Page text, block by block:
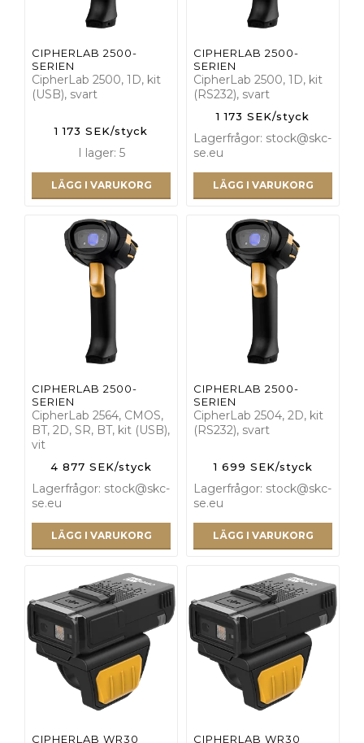
CIPHERLAB 2500-
SERIEN
CipherLab 2500, 1D, kit
(USB), svart
1 173 SEK/styck
I lager: 5
LÄGG I VARUKORG
CIPHERLAB 2500-
SERIEN
CipherLab 2500, 1D, kit
(RS232), svart
1 173 SEK/styck
Lagerfrågor: stock@skc-
se.eu
LÄGG I VARUKORG
CIPHERLAB 2500-
SERIEN
CipherLab 2564, CMOS,
BT, 2D, SR, BT, kit (USB),
vit
4 877 SEK/styck
Lagerfrågor: stock@skc-
se.eu
LÄGG I VARUKORG
CIPHERLAB 2500-
SERIEN
CipherLab 2504, 2D, kit
(RS232), svart
1 699 SEK/styck
Lagerfrågor: stock@skc-
se.eu
LÄGG I VARUKORG
CIPHERLAB WR30 CIPHERLAB WR30